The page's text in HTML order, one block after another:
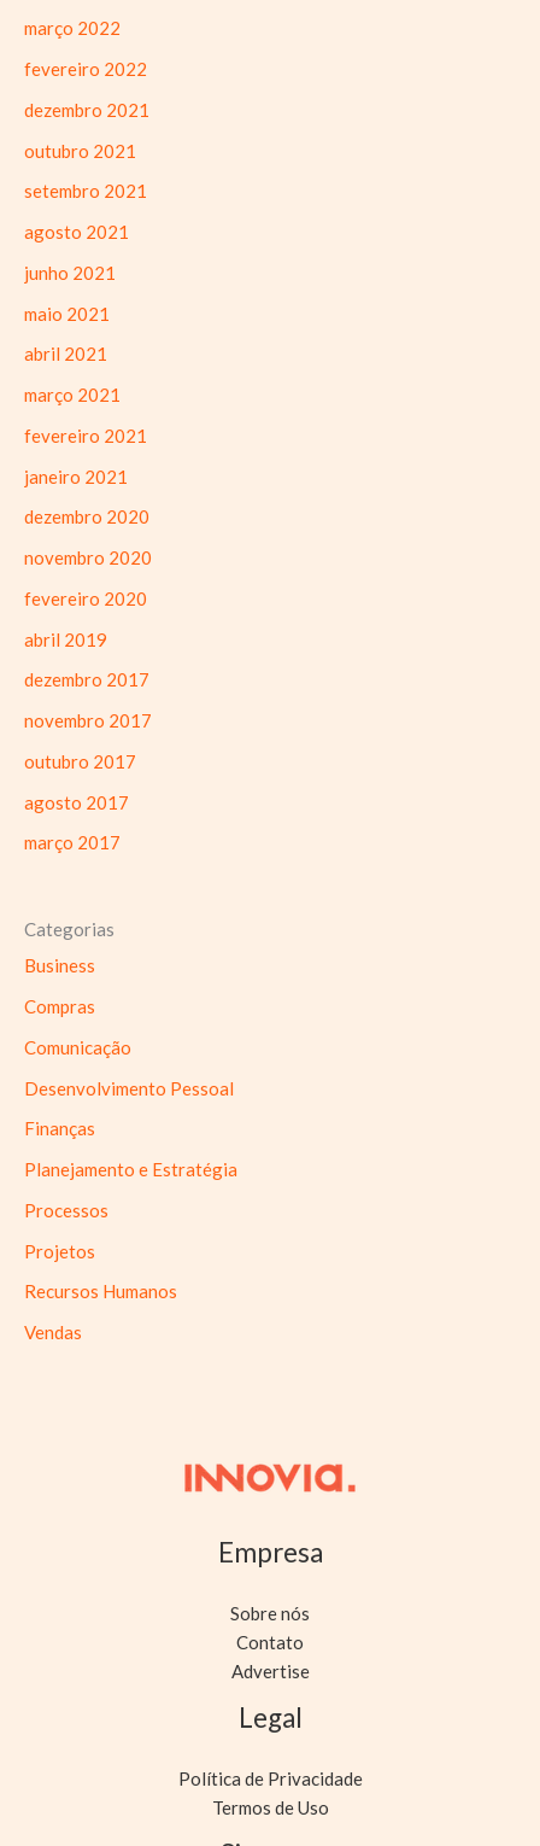
março 2022
fevereiro 2022
dezembro 2021
outubro 2021
setembro 2021
agosto 2021
junho 2021
maio 2021
abril 2021
março 2021
fevereiro 2021
janeiro 2021
dezembro 2020
novembro 2020
fevereiro 2020
abril 2019
dezembro 2017
novembro 2017
outubro 2017
agosto 2017
março 2017
Categorias
Business
Compras
Comunicação
Desenvolvimento Pessoal
Finanças
Planejamento e Estratégia
Processos
Projetos
Recursos Humanos
Vendas
Empresa
Sobre nós
Contato
Advertise
Legal
Política de Privacidade
Termos de Uso